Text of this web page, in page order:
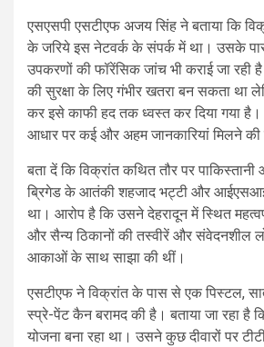
एसएसपी एसटीएफ अजय सिंह ने बताया कि
के जरिये इस नेटवर्क के संपर्क में था। उसके
उपकरणों की फॉरेंसिक जांच भी कराई जा रही
की सुरक्षा के लिए गंभीर खतरा बन सकता था
कर इसे काफी हद तक ध्वस्त कर दिया गया
आधार पर कई और अहम जानकारियां मिलने की
बता दें कि विक्रांत कथित तौर पर
ब्रिगेड के आतंकी शहजाद भट्टी और
था। आरोप है कि उसने देहरादून में स्थित
और सैन्य ठिकानों की तस्वीरें और संवेदनशील
आकाओं के साथ साझा की थीं।
एसटीएफ ने विक्रांत के पास से एक पिस्टल,
स्प्रे-पेंट कैन बरामद की है। बताया जा रहा है
योजना बना रहा था। उसने कुछ दीवारों पर